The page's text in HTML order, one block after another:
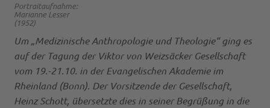
Portraitaufnahme:
Marianne Lesser
(1952)
Um „Medizinische Anthropologie und Theologie“ ging es
auf der Tagung der Viktor von Weizsäcker Gesellschaft
vom 19.-21.10. in der Evangelischen Akademie im
Rheinland (Bonn). Der Vorsitzende der Gesellschaft,
Heinz Schott, übersetzte dies in seiner Begrüßung in die